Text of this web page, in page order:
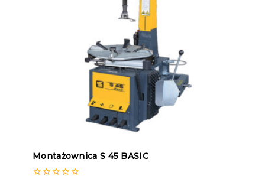
Montażownica S 45 BASIC